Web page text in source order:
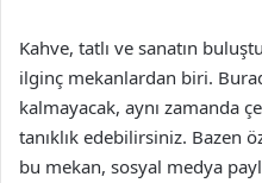
Kahve, tatlı ve sanatın
ilginç mekanlardan biri.
kalmayacak, aynı zamanda
tanıklık edebilirsiniz. Bazen
bu mekan, sosyal medya